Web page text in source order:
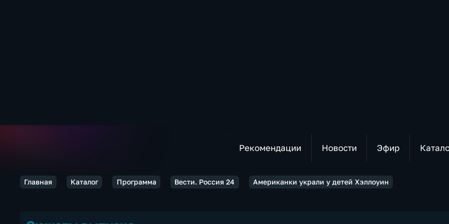
Рекомендации Новости Эфир
Главная Каталог Программа Вести. Россия 24 Американки украли у детей Хэллоуин